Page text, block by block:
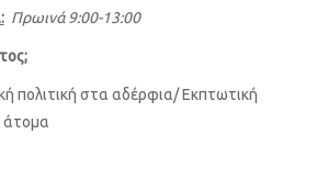
Πρωινά 9:00-13:00
πολιτική στα αδέρφια/ Εκπτωτική
άτομα